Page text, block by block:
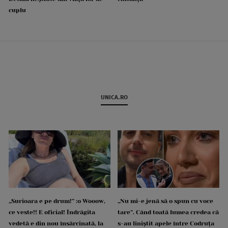
cuplu
UNICA.RO
„Surioara e pe drum!” :o Wooow,
ce veste!! E oficial! Îndrăgita
vedetă e din nou însărcinată, la
„Nu mi-e jenă să o spun cu voce
tare”. Când toată lumea credea că
s-au liniștit apele între Codruța